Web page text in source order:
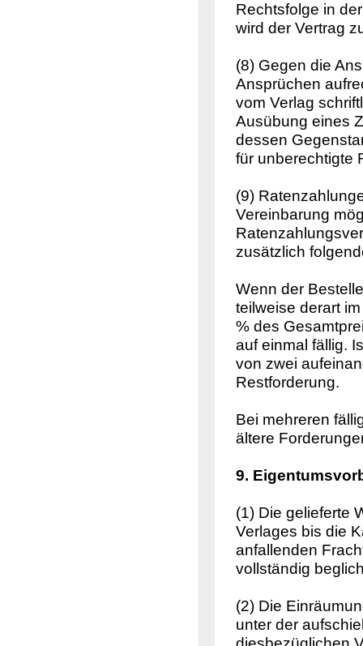
Rechtsfolge in
wird der Vertrag
(8) Gegen die
Ansprüchen
vom Verlag
Ausübung eines
dessen
für unberechtigte
(9)
Vereinbarung
zusätzlich
Wenn der
teilweise derart
% des
auf einmal fällig.
von zwei
Restforderung.
Bei mehreren
ältere
9.
(1) Die gelieferte
Verlages bis die
anfallenden
vollständig
(2) Die
unter der